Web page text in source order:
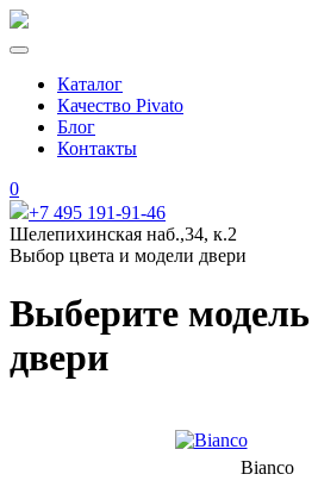
Каталог
Качество Pivato
Блог
Контакты
0
+7 495 191-91-46
Шелепихинская наб.,34, к.2
Выбор цвета и модели двери
Выберите
двери
Bianco